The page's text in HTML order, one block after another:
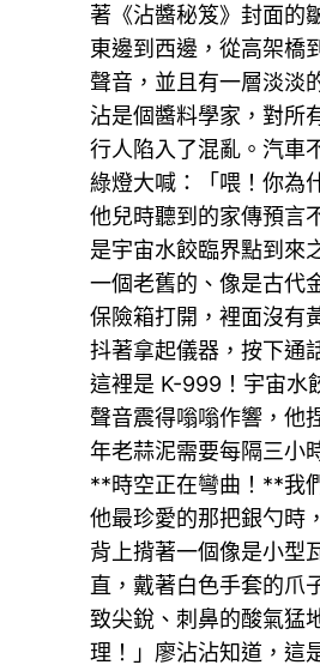
著《沾醬秘笈》封面的
東邊到西邊，從高架橋
聲音，並且有一層淡淡
沾是個醬料學家，對所
行人陷入了混亂。汽車
綠燈大喊：「喂！你為
他兒時聽到的家傳預言
是宇宙水餃臨界點到來
一個老舊的、像是古代
保險箱打開，裡面沒有
抖著拿起儀器，按下
這裡是 K-999！宇宙水
聲音震得嗡嗡作響，他
年老蒜泥需要每隔三小
**時空正在彎曲！**我
他最珍愛的那把銀勺時
背上揹著一個像是小型
直，戴著白色手套的爪
致尖銳、刺鼻的酸氣猛
理！」廖沾沾知道，這